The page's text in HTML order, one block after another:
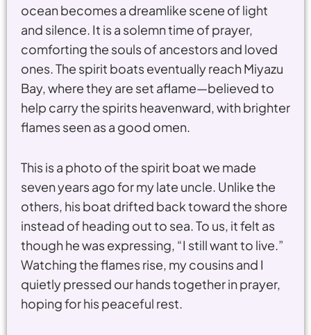
ocean becomes a dreamlike scene of light
and silence. It is a solemn time of prayer,
comforting the souls of ancestors and loved
ones. The spirit boats eventually reach Miyazu
Bay, where they are set aflame—believed to
help carry the spirits heavenward, with brighter
flames seen as a good omen.
This is a photo of the spirit boat we made
seven years ago for my late uncle. Unlike the
others, his boat drifted back toward the shore
instead of heading out to sea. To us, it felt as
though he was expressing, “I still want to live.”
Watching the flames rise, my cousins and I
quietly pressed our hands together in prayer,
hoping for his peaceful rest.